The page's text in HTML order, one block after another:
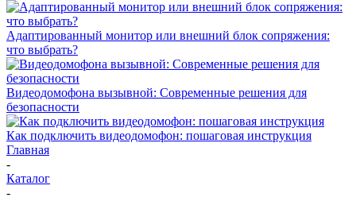
Адаптированный монитор или внешний блок сопряжения:
что выбрать?
Видеодомофона вызывной: Современные решения для
безопасности
Как подключить видеодомофон: пошаговая инструкция
Главная
-
Каталог
-